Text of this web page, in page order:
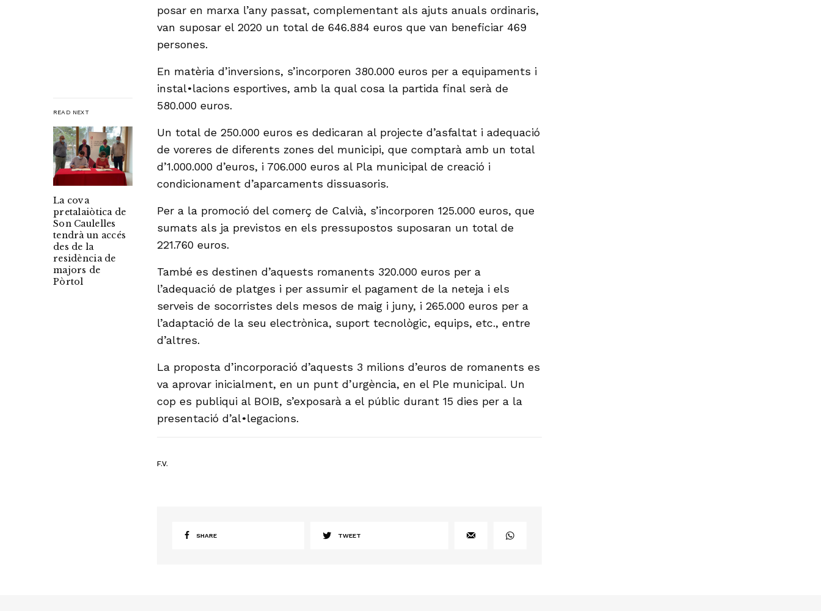
READ NEXT
La cova
pretalaiòtica de
Son Caulelles
tendrà un accés
des de la
residència de
majors de
Pòrtol
posar en marxa l’any passat, complementant als ajuts anuals ordinaris,
van suposar el 2020 un total de 646.884 euros que van beneficiar 469
persones.
En matèria d’inversions, s’incorporen 380.000 euros per a equipaments i
instal•lacions esportives, amb la qual cosa la partida final serà de
580.000 euros.
Un total de 250.000 euros es dedicaran al projecte d’asfaltat i adequació
de voreres de diferents zones del municipi, que comptarà amb un total
d’1.000.000 d’euros, i 706.000 euros al Pla municipal de creació i
condicionament d’aparcaments dissuasoris.
Per a la promoció del comerç de Calvià, s’incorporen 125.000 euros, que
sumats als ja previstos en els pressupostos suposaran un total de
221.760 euros.
També es destinen d’aquests romanents 320.000 euros per a
l’adequació de platges i per assumir el pagament de la neteja i els
serveis de socorristes dels mesos de maig i juny, i 265.000 euros per a
l’adaptació de la seu electrònica, suport tecnològic, equips, etc., entre
d’altres.
La proposta d’incorporació d’aquests 3 milions d’euros de romanents es
va aprovar inicialment, en un punt d’urgència, en el Ple municipal. Un
cop es publiqui al BOIB, s’exposarà a el públic durant 15 dies per a la
presentació d’al•legacions.
F.V.
SHARE TWEET